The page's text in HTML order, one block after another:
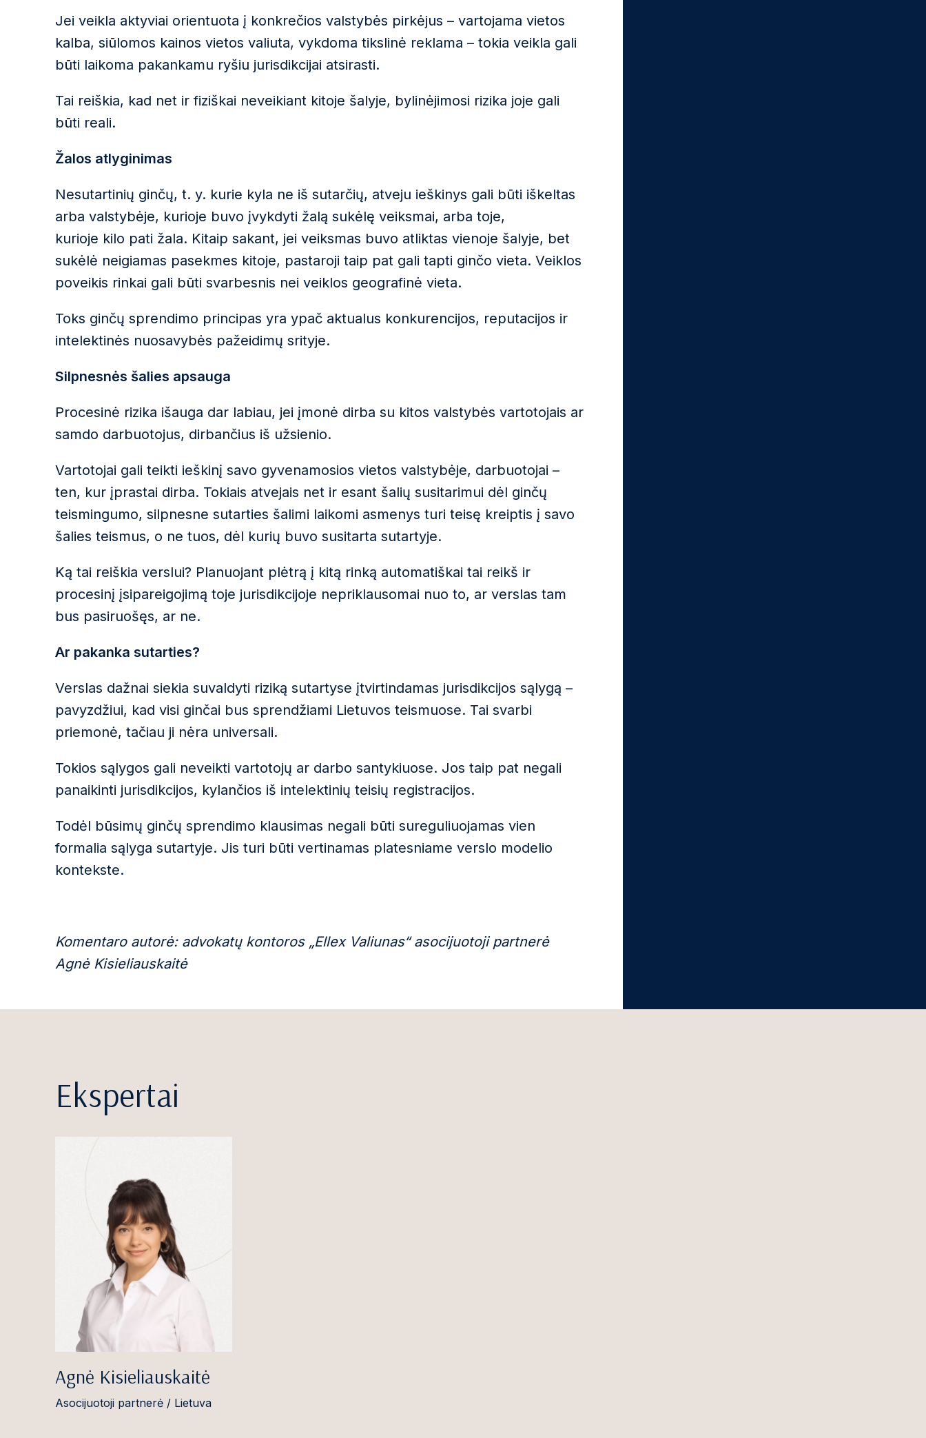
Jei veikla aktyviai orientuota į konkrečios valstybės pirkėjus – vartojama vietos
kalba, siūlomos kainos vietos valiuta, vykdoma tikslinė reklama – tokia veikla gali
būti laikoma pakankamu ryšiu jurisdikcijai atsirasti.
Tai reiškia, kad net ir fiziškai neveikiant kitoje šalyje, bylinėjimosi rizika joje gali
būti reali.
Žalos atlyginimas
Nesutartinių ginčų, t. y. kurie kyla ne iš sutarčių, atveju ieškinys gali būti iškeltas
arba valstybėje, kurioje buvo įvykdyti žalą sukėlę veiksmai, arba toje,
kurioje kilo pati žala. Kitaip sakant, jei veiksmas buvo atliktas vienoje šalyje, bet
sukėlė neigiamas pasekmes kitoje, pastaroji taip pat gali tapti ginčo vieta. Veiklos
poveikis rinkai gali būti svarbesnis nei veiklos geografinė vieta.
Toks ginčų sprendimo principas yra ypač aktualus konkurencijos, reputacijos ir
intelektinės nuosavybės pažeidimų srityje.
Silpnesnės šalies apsauga
Procesinė rizika išauga dar labiau, jei įmonė dirba su kitos valstybės vartotojais ar
samdo darbuotojus, dirbančius iš užsienio.
Vartotojai gali teikti ieškinį savo gyvenamosios vietos valstybėje, darbuotojai –
ten, kur įprastai dirba. Tokiais atvejais net ir esant šalių susitarimui dėl ginčų
teismingumo, silpnesne sutarties šalimi laikomi asmenys turi teisę kreiptis į savo
šalies teismus, o ne tuos, dėl kurių buvo susitarta sutartyje.
Ką tai reiškia verslui? Planuojant plėtrą į kitą rinką automatiškai tai reikš ir
procesinį įsipareigojimą toje jurisdikcijoje nepriklausomai nuo to, ar verslas tam
bus pasiruošęs, ar ne.
Ar pakanka sutarties?
Verslas dažnai siekia suvaldyti riziką sutartyse įtvirtindamas jurisdikcijos sąlygą –
pavyzdžiui, kad visi ginčai bus sprendžiami Lietuvos teismuose. Tai svarbi
priemonė, tačiau ji nėra universali.
Tokios sąlygos gali neveikti vartotojų ar darbo santykiuose. Jos taip pat negali
panaikinti jurisdikcijos, kylančios iš intelektinių teisių registracijos.
Todėl būsimų ginčų sprendimo klausimas negali būti sureguliuojamas vien
formalia sąlyga sutartyje. Jis turi būti vertinamas platesniame verslo modelio
kontekste.
Komentaro autorė: advokatų kontoros „Ellex Valiunas“ asocijuotoji partnerė
Agnė Kisieliauskaitė
Ekspertai
Agnė Kisieliauskaitė
Asocijuotoji partnerė / Lietuva